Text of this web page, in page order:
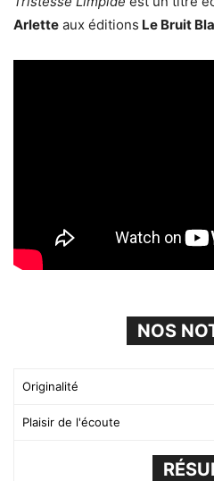
Arlette aux éditions Le Bruit
NOS
Originalité
Plaisir de l'écoute